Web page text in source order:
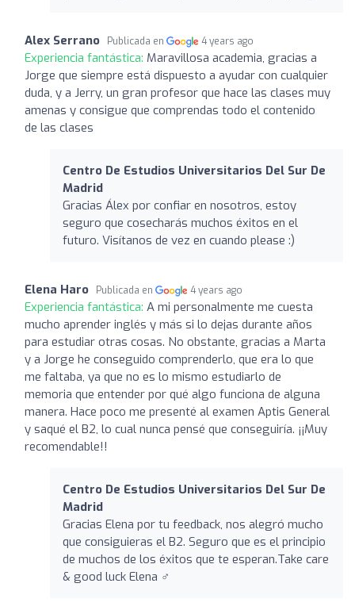
Alex Serrano Publicada en 4 years ago
Experiencia fantástica: Maravillosa academia, gracias a
Jorge que siempre está dispuesto a ayudar con cualquier
duda, y a Jerry, un gran profesor que hace las clases muy
amenas y consigue que comprendas todo el contenido
de las clases
Centro De Estudios Universitarios Del Sur De
Madrid
Gracias Álex por confiar en nosotros, estoy
seguro que cosecharás muchos éxitos en el
futuro. Visítanos de vez en cuando please :)
Elena Haro Publicada en 4 years ago
Experiencia fantástica: A mi personalmente me cuesta
mucho aprender inglés y más si lo dejas durante años
para estudiar otras cosas. No obstante, gracias a Marta
y a Jorge he conseguido comprenderlo, que era lo que
me faltaba, ya que no es lo mismo estudiarlo de
memoria que entender por qué algo funciona de alguna
manera. Hace poco me presenté al examen Aptis General
y saqué el B2, lo cual nunca pensé que conseguiría. ¡¡Muy
recomendable!!
Centro De Estudios Universitarios Del Sur De
Madrid
Gracias Elena por tu feedback, nos alegró mucho
que consiguieras el B2. Seguro que es el principio
de muchos de los éxitos que te esperan.Take care
& good luck Elena ‍♂️